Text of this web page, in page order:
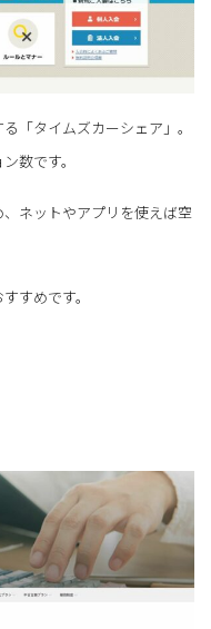
「タイムズカーシェア」。
数です。
ネットやアプリを使えば空
すめです。